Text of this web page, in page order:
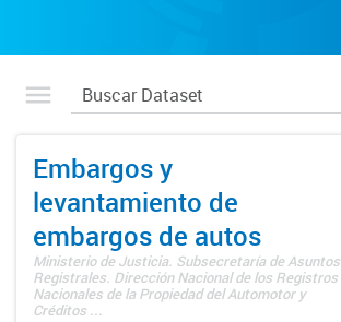
Embargos y
levantamiento de
embargos de autos
Ministerio de Justicia. Subsecretaría de Asuntos
Registrales. Dirección Nacional de los Registros
Nacionales de la Propiedad del Automotor y
Créditos ...